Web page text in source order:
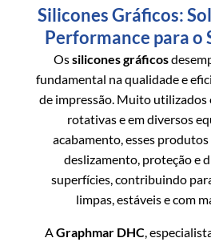
Silicones Gráficos:
Performance para o
Ossilicones gráficos
fundamental na qualidade e
de impressão. Muito utilizados
rotativas e em diversos
acabamento, esses
deslizamento, proteção e
superfícies, contribuindo
limpas, estáveis e com
AGraphmar DHC,